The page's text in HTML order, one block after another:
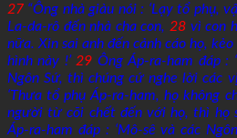
27 “Ông nhà giàu nói : ‘Lạy tổ phụ,
La-da-rô đến nhà cha con, 28 vì con
nữa. Xin sai anh đến cảnh cáo họ,
hình này !’ 29 Ông Áp-ra-ham đáp :
Ngôn Sứ, thì chúng cứ nghe lời các vị
‘Thưa tổ phụ Áp-ra-ham, họ không
người từ cõi chết đến với họ, thì họ
Áp-ra-ham đáp : ‘Mô-sê và các